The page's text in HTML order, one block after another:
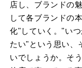
店し、ブランドの
して各ブランドの
化"していく。"い
たい"という思い、
いでしょうか。そ